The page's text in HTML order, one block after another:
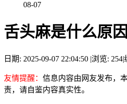
08-07
舌头麻是什么原
日期: 2025-09-07 22:04:50 |浏览: 254|
友情提醒： 信息内容由网友发布，
责，请自鉴内容真实性。